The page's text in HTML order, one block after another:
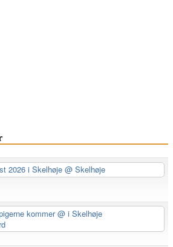
2026 i Skelhøje@ Skelhøje
kommer@ i Skelhøje